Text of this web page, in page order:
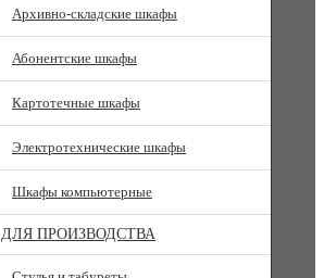
Архивно-складские шкафы
Абонентские шкафы
Картотечные шкафы
Электротехнические шкафы
Шкафы компьютерные
ДЛЯ ПРОИЗВОДСТВА